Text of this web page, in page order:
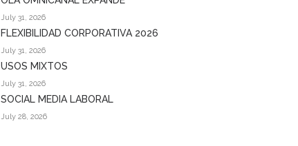
July 31, 2026
FLEXIBILIDAD CORPORATIVA 2026
July 31, 2026
USOS MIXTOS
July 31, 2026
SOCIAL MEDIA LABORAL
July 28, 2026